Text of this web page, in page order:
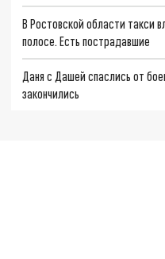
В Ростовской области такси
полосе. Есть пострадавшие
Даня с Дашей спаслись от
закончились